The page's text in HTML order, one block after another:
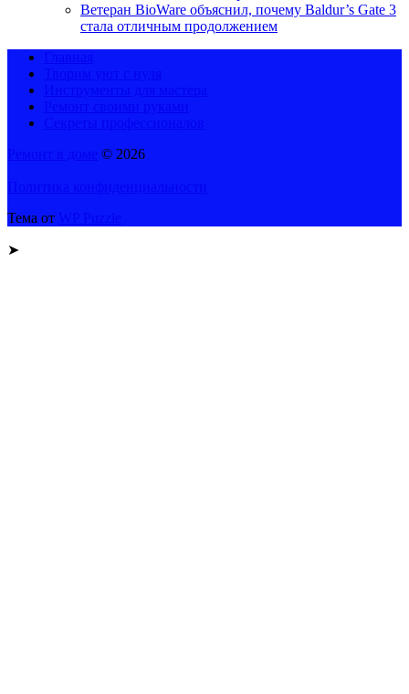
Ветеран BioWare объяснил, почему Baldur’s Gate 3
стала отличным продолжением
© 2026
Тема от
➤